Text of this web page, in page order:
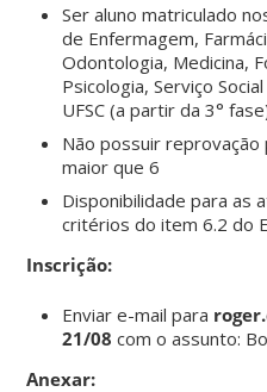
Ser aluno matriculado
de Enfermagem,
Odontologia, Medicina,
Psicologia, Serviço
UFSC (a partir da 3°
Não possuir reprovação
maior que 6
Disponibilidade para as
critérios do item 6.2 do
Inscrição:
Enviar e-mail para
21/08 com o assunto:
Anexar: